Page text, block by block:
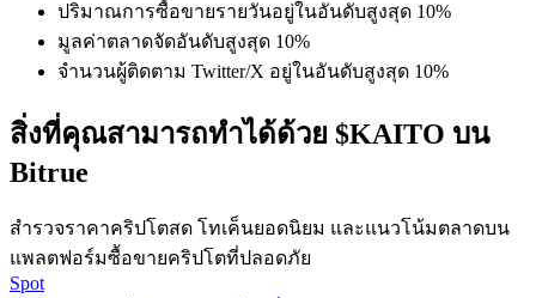
กลยุทธ์การซื้อขาย
เรียนรู้วิธีการรักษาผลกำไร
ปริมาณการซื้อขายรายวันอยู่ในอันดับสูงสุด 10%
มูลค่าตลาดจัดอันดับสูงสุด 10%
จำนวนผู้ติดตาม Twitter/X อยู่ในอันดับสูงสุด 10%
สิ่งที่คุณสามารถทำได้ด้วย $KAITO บน
Bitrue
สำรวจราคาคริปโตสด โทเค็นยอดนิยม และแนวโน้มตลาดบน
แพลตฟอร์มซื้อขายคริปโตที่ปลอดภัย
Spot